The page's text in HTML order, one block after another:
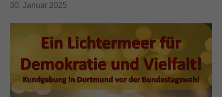
30. Januar 2025